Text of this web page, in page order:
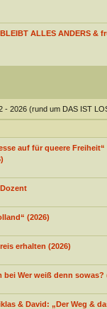
ALLES ANDERS &
- 2026 (rund um DAS IST
auf für queere Freiheit“
(2026)
erhalten (2026)
Wer weiß denn sowas?
& David: „Der Weg &